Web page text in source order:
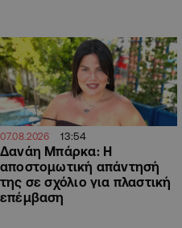
07.08.2026 13:54
Δανάη Μπάρκα: Η
αποστομωτική απάντησή
της σε σχόλιο για πλαστική
επέμβαση